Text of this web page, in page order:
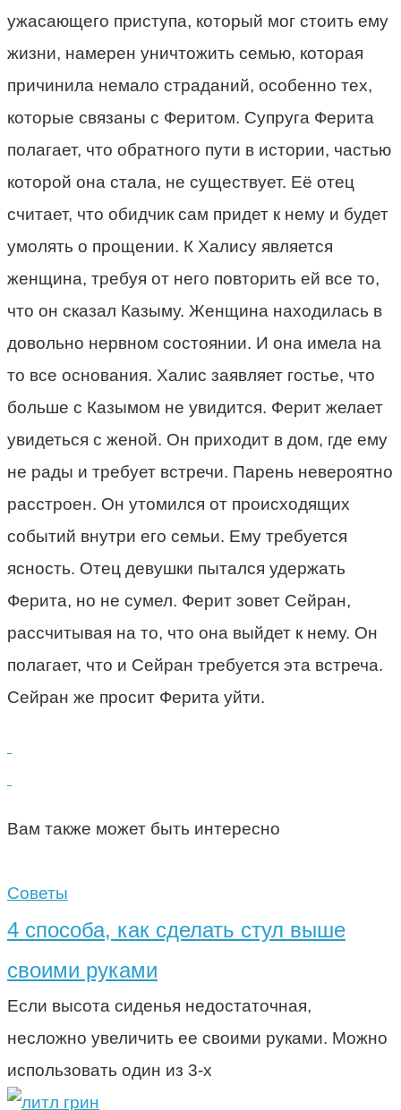
ужасающего приступа, который мог стоить ему
жизни, намерен уничтожить семью, которая
причинила немало страданий, особенно тех,
которые связаны с Феритом. Супруга Ферита
полагает, что обратного пути в истории, частью
которой она стала, не существует. Её отец
считает, что обидчик сам придет к нему и будет
умолять о прощении. К Халису является
женщина, требуя от него повторить ей все то,
что он сказал Казыму. Женщина находилась в
довольно нервном состоянии. И она имела на
то все основания. Халис заявляет гостье, что
больше с Казымом не увидится. Ферит желает
увидеться с женой. Он приходит в дом, где ему
не рады и требует встречи. Парень невероятно
расстроен. Он утомился от происходящих
событий внутри его семьи. Ему требуется
ясность. Отец девушки пытался удержать
Ферита, но не сумел. Ферит зовет Сейран,
рассчитывая на то, что она выйдет к нему. Он
полагает, что и Сейран требуется эта встреча.
Сейран же просит Ферита уйти.
Вам также может быть интересно
Советы
4 способа, как сделать стул выше
своими руками
Если высота сиденья недостаточная,
несложно увеличить ее своими руками. Можно
использовать один из 3-х